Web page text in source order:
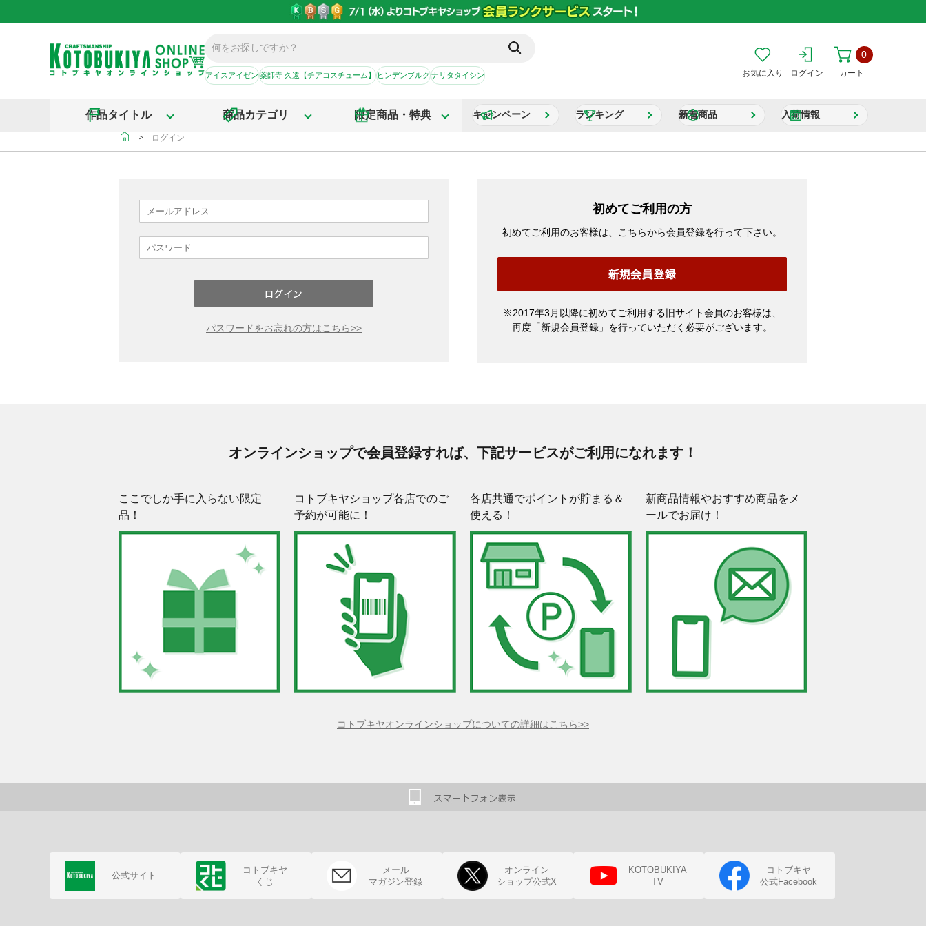
アイスアイゼン薬師寺 久遠【チアコスチューム】ヒンデンブルクナリタタイシン お気に入り ログイン カート
0
作品タイトル 商品カテゴリ 限定商品・特典 キャンペーン ランキング 新着商品 入荷情報
＞ ログイン
パスワードをお忘れの方はこちら>>
初めてご利用の方
初めてご利用のお客様は、こちらから会員登録を行って下さい。
※2017年3月以降に初めてご利用する旧サイト会員のお客様は、
再度「新規会員登録」を行っていただく必要がございます。
オンラインショップで会員登録すれば、下記サービスがご利用になれます！
ここでしか手に入らない限定
品！
コトブキヤショップ各店でのご
予約が可能に！
各店共通でポイントが貯まる＆
使える！
新商品情報やおすすめ商品をメ
ールでお届け！
コトブキヤオンラインショップについての詳細はこちら>>
公式サイト
コトブキヤ
くじ
メール
マガジン登録
オンライン
ショップ公式X
KOTOBUKIYA
TV
コトブキヤ
公式Facebook